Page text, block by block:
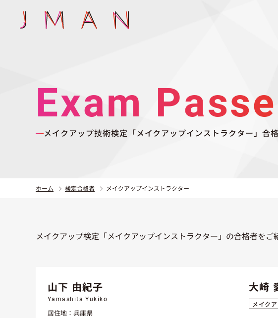
Exam
メイクアップ技術検定「メイクアップインストラクター」合
ホーム 検定合格者 メイクアップインストラクター
メイクアップ検定「メイクアップインストラクター」の合格者をご
山下 由紀子
Yamashita Yukiko
居住地 兵庫県
大崎
メイク